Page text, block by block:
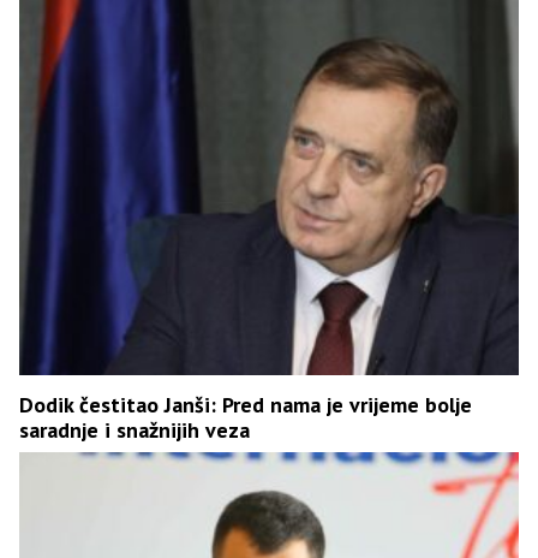
Dodik čestitao Janši: Pred nama je vrijeme bolje
saradnje i snažnijih veza